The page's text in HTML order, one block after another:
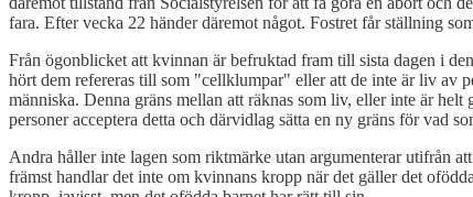
fara. Efter vecka 22 händer däremot något. Fostret får ställning
Från ögonblicket att kvinnan är befruktad fram till sista dagen i
hört dem refereras till som "cellklumpar" eller att de inte är liv av
människa. Denna gräns mellan att räknas som liv, eller inte är
personer acceptera detta och därvidlag sätta en ny gräns för vad
Andra håller inte lagen som riktmärke utan argumenterar utifrån
främst handlar det inte om kvinnans kropp när det gäller det